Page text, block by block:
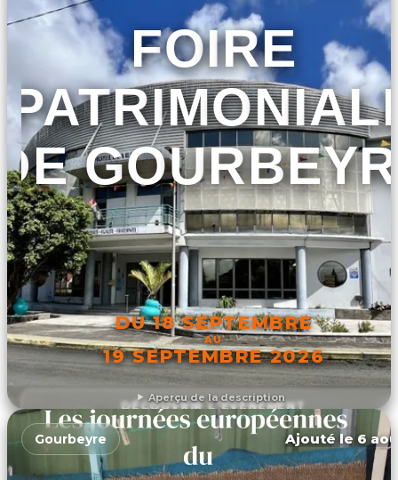
Aperçu de la description
FOIRE
DU 18 SEPTEMBRE
AU
19 SEPTEMBRE 2026
DÉCOUVRIR L'ÉVÉNEMENT
Gourbeyre Ajouté le 6